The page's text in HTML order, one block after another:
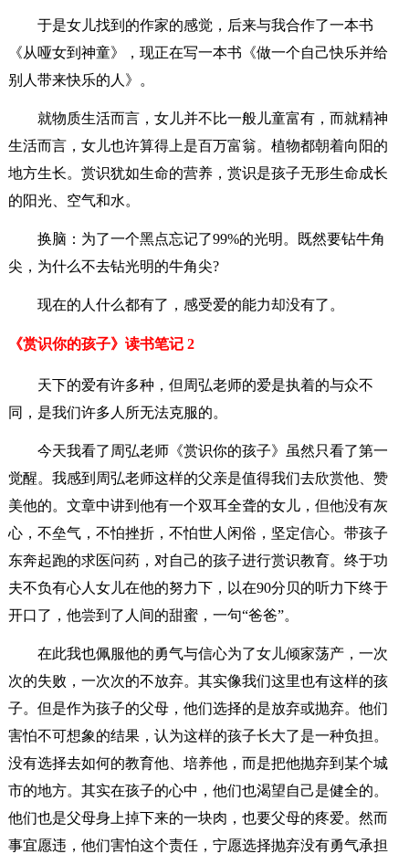
于是女儿找到的作家的感觉，后来与我合作了一本书
《从哑女到神童》，现正在写一本书《做一个自己快乐并给
别人带来快乐的人》。
就物质生活而言，女儿并不比一般儿童富有，而就精神
生活而言，女儿也许算得上是百万富翁。植物都朝着向阳的
地方生长。赏识犹如生命的营养，赏识是孩子无形生命成长
的阳光、空气和水。
换脑：为了一个黑点忘记了99%的光明。既然要钻牛角
尖，为什么不去钻光明的牛角尖?
现在的人什么都有了，感受爱的能力却没有了。
《赏识你的孩子》读书笔记 2
天下的爱有许多种，但周弘老师的爱是执着的与众不
同，是我们许多人所无法克服的。
今天我看了周弘老师《赏识你的孩子》虽然只看了第一
觉醒。我感到周弘老师这样的父亲是值得我们去欣赏他、赞
美他的。文章中讲到他有一个双耳全聋的女儿，但他没有灰
心，不垒气，不怕挫折，不怕世人闲俗，坚定信心。带孩子
东奔起跑的求医问药，对自己的孩子进行赏识教育。终于功
夫不负有心人女儿在他的努力下，以在90分贝的听力下终于
开口了，他尝到了人间的甜蜜，一句“爸爸”。
在此我也佩服他的勇气与信心为了女儿倾家荡产，一次
次的失败，一次次的不放弃。其实像我们这里也有这样的孩
子。但是作为孩子的父母，他们选择的是放弃或抛弃。他们
害怕不可想象的结果，认为这样的孩子长大了是一种负担。
没有选择去如何的教育他、培养他，而是把他抛弃到某个城
市的地方。其实在孩子的心中，他们也渴望自己是健全的。
他们也是父母身上掉下来的一块肉，也要父母的疼爱。然而
事宜愿违，他们害怕这个责任，宁愿选择抛弃没有勇气承担